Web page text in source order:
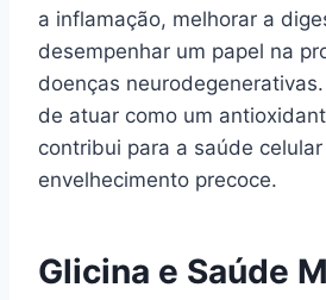
a inflamação, melhorar a
desempenhar um papel na
doenças
de atuar como um
contribui para a saúde
envelhecimento precoce.
Glicina e Saúde